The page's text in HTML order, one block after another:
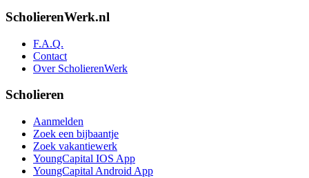
ScholierenWerk.nl
F.A.Q.
Contact
Over ScholierenWerk
Scholieren
Aanmelden
Zoek een bijbaantje
Zoek vakantiewerk
YoungCapital IOS App
YoungCapital Android App